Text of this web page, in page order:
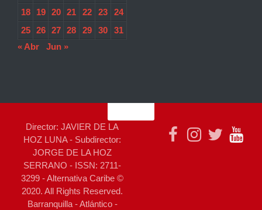
18
19 20 21 22 23
24
25
26 27 28 29 30
31
« Abr
Jun »
Director: JAVIER DE LA
HOZ LUNA - Subdirector:
JORGE DE LA HOZ
SERRANO - ISSN: 2711-
3299 - Alternativa Caribe ©
2020. All Rights Reserved.
Barranquilla - Atlántico -